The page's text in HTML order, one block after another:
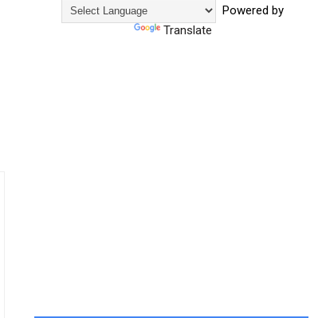
Powered by
Translate